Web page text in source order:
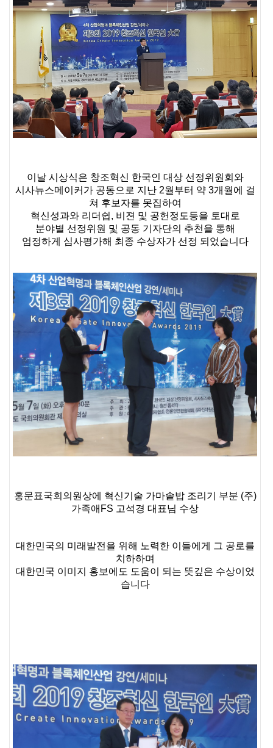
이날 시상식은 창조혁신 한국인 대상 선정위원회와
시사뉴스메이커가 공동으로 지난 2월부터 약 3개월에 걸
쳐 후보자를 못집하여
혁신성과와 리더쉽, 비젼 및 공헌정도등을 토대로
분야별 선정위원 및 공동 기자단의 추천을 통해
엄정하게 심사평가해 최종 수상자가 선정 되었습니다
홍문표국회의원상에 혁신기술 가마솥밥 조리기 부분 (주)
가족애FS 고석경 대표님 수상
대한민국의 미래발전을 위해 노력한 이들에게 그 공로를
치하하며
대한민국 이미지 홍보에도 도움이 되는 뜻깊은 수상이었
습니다